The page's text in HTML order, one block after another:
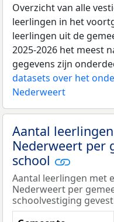
Overzicht van alle
leerlingen in het
leerlingen uit de
2025-2026 het meest
gegevens zijn
datasets over het
Nederweert
Aantal
Nederweert per
school
Aantal leerlingen met
Nederweert per
schoolvestiging